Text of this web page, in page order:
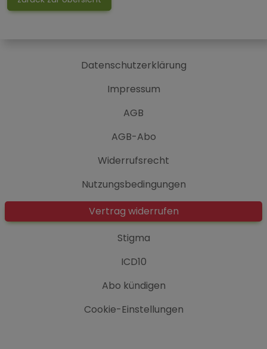
Datenschutzerklärung
Impressum
AGB
AGB-Abo
Widerrufsrecht
Nutzungsbedingungen
Vertrag widerrufen
Stigma
ICD10
Abo kündigen
Cookie-Einstellungen